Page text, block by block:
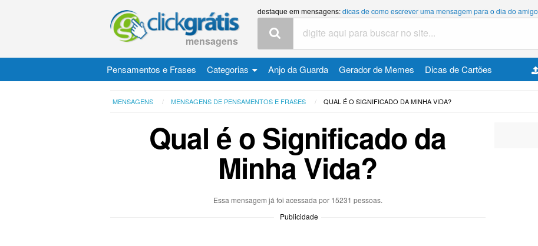
mensagens
destaque em mensagens:dicas de como escrever uma mensagem para o dia do amigo
Pensamentos e Frases Categorias Anjo da Guarda Gerador de Memes Dicas de Cartões
MENSAGENS MENSAGENS DE PENSAMENTOS E FRASES QUAL É O SIGNIFICADO DA MINHA VIDA?
Qual é o Significado da
Minha Vida?
Essa mensagem já foi acessada por 15231 pessoas.
Publicidade